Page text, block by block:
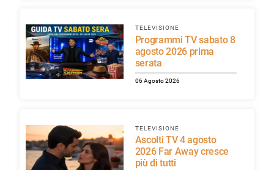
TELEVISIONE
Programmi TV sabato 8
agosto 2026 prima
serata
06 Agosto 2026
TELEVISIONE
Ascolti TV 4 agosto
2026 Far Away cresce
più di tutti